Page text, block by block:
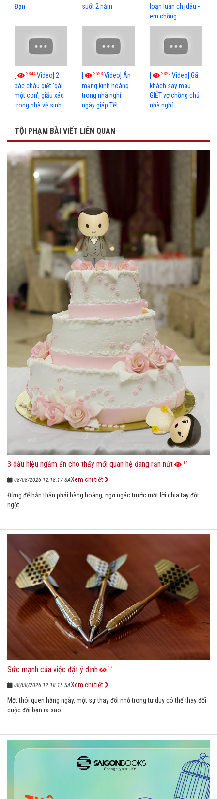
Đạn
suốt 2 năm
loạn luân chị dâu -
em chồng
[ 2344Video] 2
bác cháu giết 'gái
một con', giấu xác
trong nhà vệ sinh
[ 2523Video] Án
mạng kinh hoàng
trong nhà nghỉ
ngày giáp Tết
[ 2327 Video] Gã
khách say máu
GIẾT vợ chồng chủ
nhà nghỉ
TỘI PHẠM BÀI VIẾT LIÊN QUAN
3 dấu hiệu ngầm ẩn cho thấy mối quan hệ đang rạn nứt 15
08/08/2026 12:18:17 SA
Đừng để bản thân phải bàng hoàng, ngơ ngác trước một lời chia tay đột
ngột.
Xem chi tiết
Sức mạnh của việc đặt ý định 14
08/08/2026 12:18:15 SA
Một thói quen hằng ngày, một sự thay đổi nhỏ trong tư duy có thể thay đổi
cuộc đời bạn ra sao.
Xem chi tiết